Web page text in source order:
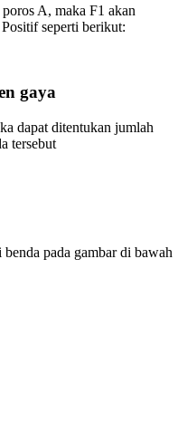
A, maka F1 akan
seperti berikut:
gaya
dapat ditentukan jumlah
tersebut
pada gambar di bawah